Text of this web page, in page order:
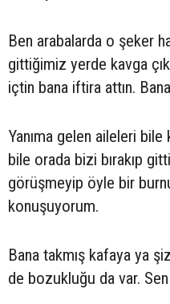
Ben arabalarda o şeker
gittiğimiz yerde kavga
içtin bana iftira attın.
Yanıma gelen aileleri bile
bile orada bizi bırakıp
görüşmeyip öyle bir
konuşuyorum.
Bana takmış kafaya ya
de bozukluğu da var. Sen